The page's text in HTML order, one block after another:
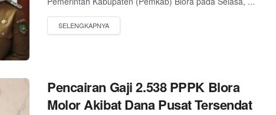
Pencairan Gaji 2.538 PPPK Blora
Molor Akibat Dana Pusat Tersendat